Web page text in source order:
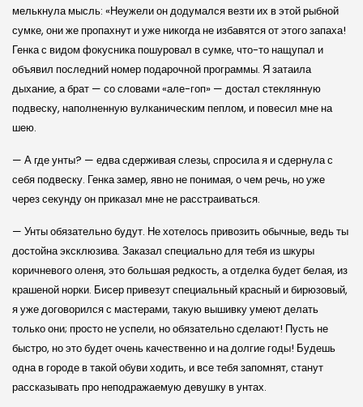
мелькнула мысль: «Неужели он додумался везти их в этой рыбной
сумке, они же пропахнут и уже никогда не избавятся от этого запаха!
Генка с видом фокусника пошуровал в сумке, что-то нащупал и
объявил последний номер подарочной программы. Я затаила
дыхание, а брат — со словами «але-гоп» — достал стеклянную
подвеску, наполненную вулканическим пеплом, и повесил мне на
шею.
— А где унты? — едва сдерживая слезы, спросила я и сдернула с
себя подвеску. Генка замер, явно не понимая, о чем речь, но уже
через секунду он приказал мне не расстраиваться.
— Унты обязательно будут. Не хотелось привозить обычные, ведь ты
достойна эксклюзива. Заказал специально для тебя из шкуры
коричневого оленя, это большая редкость, а отделка будет белая, из
крашеной норки. Бисер привезут специальный красный и бирюзовый,
я уже договорился с мастерами, такую вышивку умеют делать
только они; просто не успели, но обязательно сделают! Пусть не
быстро, но это будет очень качественно и на долгие годы! Будешь
одна в городе в такой обуви ходить, и все тебя запомнят, станут
рассказывать про неподражаемую девушку в унтах.